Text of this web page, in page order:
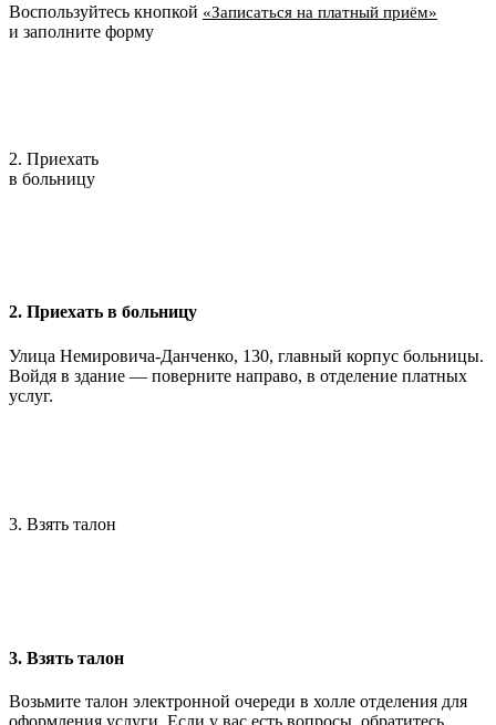
Воспользуйтесь кнопкой «Записаться на платный приём»
и заполните форму
2. Приехать
в больницу
2. Приехать в больницу
Улица Немировича-Данченко, 130, главный корпус больницы.
Войдя в здание — поверните направо, в отделение платных
услуг.
3. Взять талон
3. Взять талон
Возьмите талон электронной очереди в холле отделения для